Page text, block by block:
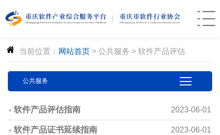
当前位置： 网站首页 > 公共服务 > 软件产品评估
公共服务
软件产品评估指南 2023-06-01
软件产品证书延续指南 2023-06-01